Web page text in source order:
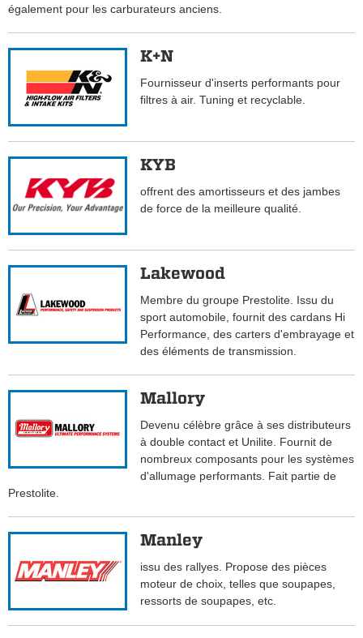
également pour les carburateurs anciens.
K+N
Fournisseur d'inserts performants pour
filtres à air. Tuning et recyclable.
KYB
offrent des amortisseurs et des jambes
de force de la meilleure qualité.
Lakewood
Membre du groupe Prestolite. Issu du
sport automobile, fournit des cardans Hi
Performance, des carters d'embrayage et
des éléments de transmission.
Mallory
Devenu célèbre grâce à ses distributeurs
à double contact et Unilite. Fournit de
nombreux composants pour les systèmes
d'allumage performants. Fait partie de
Prestolite.
Manley
issu des rallyes. Propose des pièces
moteur de choix, telles que soupapes,
ressorts de soupapes, etc.